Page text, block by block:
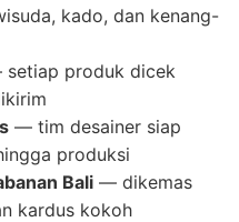
kado, dan kenang-
produk dicek
— tim desainer siap
produksi
Bali — dikemas
kardus kokoh